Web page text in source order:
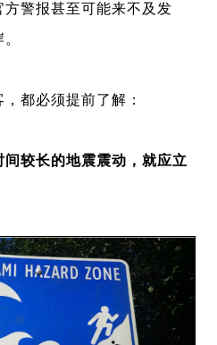
警报甚至可能来不及发
都必须提前了解：
较长的地震震动，就应立